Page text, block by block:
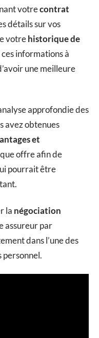
votrecontrat
détails sur vos
votrehistorique de
informations à
une meilleure
approfondie des
avez obtenues
et
offre afin de
pourrait être
la négociation
assureur par
dans l’une des
personnel.